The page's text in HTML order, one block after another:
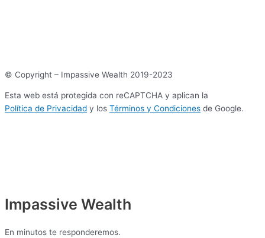
© Copyright – Impassive Wealth 2019-2023
Esta web está protegida con reCAPTCHA y aplican la
Política de Privacidad y los Términos y Condiciones de Google.
Impassive Wealth
En minutos te responderemos.